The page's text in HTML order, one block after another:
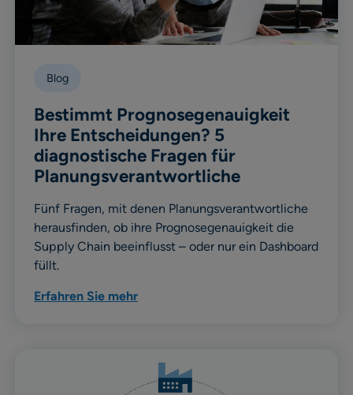
Blog
Bestimmt Prognosegenauigkeit
Ihre Entscheidungen? 5
diagnostische Fragen für
Planungsverantwortliche
Fünf Fragen, mit denen Planungsverantwortliche
herausfinden, ob ihre Prognosegenauigkeit die
Supply Chain beeinflusst – oder nur ein Dashboard
füllt.
Erfahren Sie mehr